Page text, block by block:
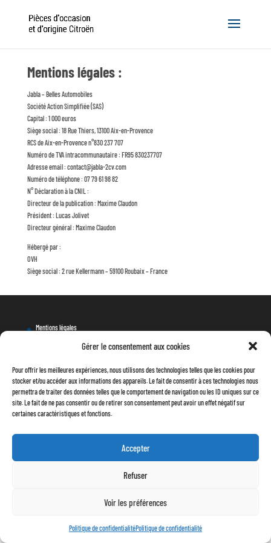
Gérer le consentement aux cookies
Pour offrir les meilleures expériences, nous utilisons des technologies telles que les cookies pour
stocker et/ou accéder aux informations des appareils. Le fait de consentir à ces technologies nous
permettra de traiter des données telles que le comportement de navigation ou les ID uniques sur ce
site. Le fait de ne pas consentir ou de retirer son consentement peut avoir un effet négatif sur
certaines caractéristiques et fonctions.
Accepter
Refuser
Voir les préférences
Politique de confidentialitéPolitique de confidentialité
Mentions légales :
Jabla – Belles Automobiles
Société Action Simplifiée (SAS)
Capital : 1 000 euros
Siège social : 18 Rue Thiers, 13100 Aix-en-Provence
RCS de Aix-en-Provence n°830 237 707
Numéro de TVA intracommunautaire : FR95 830237707
Adresse email : contact@jabla-2cv.com
Numéro de téléphone : 07 79 61 98 82
N° Déclaration à la CNIL :
Directeur de la publication : Maxime Claudon
Président : Lucas Jolivet
Directeur général : Maxime Claudon
Hébergé par :
OVH
Siège social : 2 rue Kellermann – 59100 Roubaix – France
Mentions légales
Conditions générales de vente